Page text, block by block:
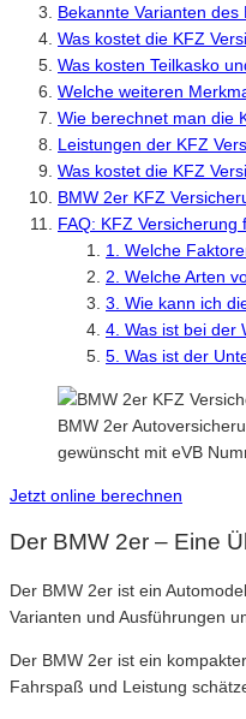
Bekannte Varianten des
Was kostet die KFZ
Was kosten Teilkasko
Welche weiteren
Wie berechnet man die
Leistungen der KFZ
Was kostet die KFZ
BMW 2er KFZ
FAQ: KFZ Versicherung
1. Welche
2. Welche Arten
3. Wie kann ich
4. Was ist bei der
5. Was ist der
BMW 2er
gewünscht mit eVB
Jetzt online berechnen
Der BMW 2er – Eine
Der BMW 2er ist ein
Varianten und Ausführungen
Der BMW 2er ist ein
Fahrspaß und Leistung